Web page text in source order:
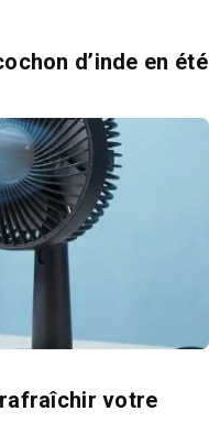
d’inde en été
rafraîchir votre